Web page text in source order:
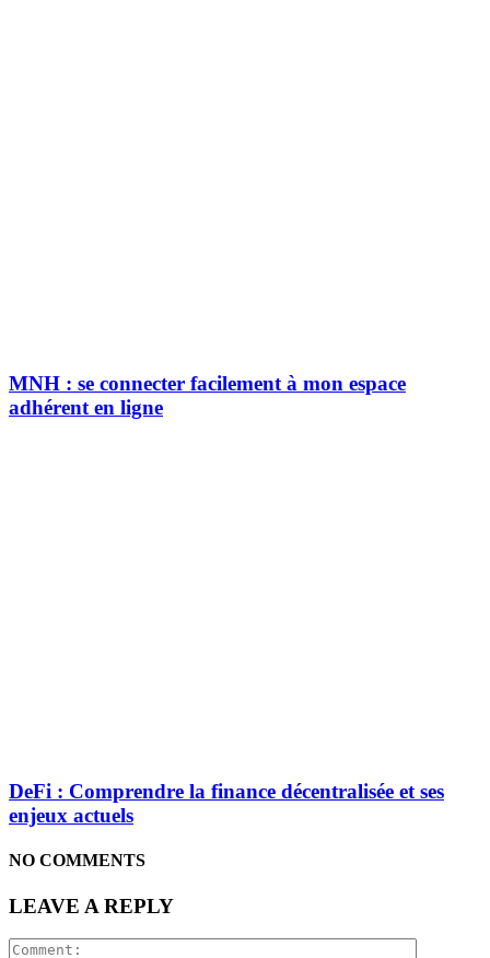
MNH : se connecter facilement à mon espace
adhérent en ligne
DeFi : Comprendre la finance décentralisée et ses
enjeux actuels
NO COMMENTS
LEAVE A REPLY